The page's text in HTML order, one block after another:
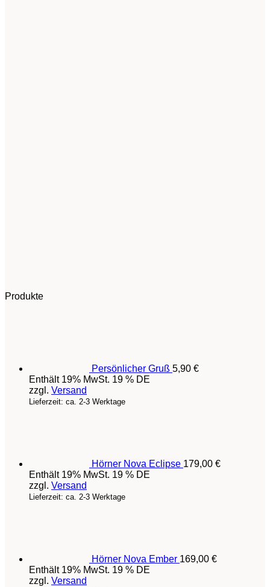
Produkte
Persönlicher Gruß 5,90 €
Enthält 19% MwSt. 19 % DE
zzgl. Versand
Lieferzeit: ca. 2-3 Werktage
Hörner Nova Eclipse 179,00 €
Enthält 19% MwSt. 19 % DE
zzgl. Versand
Lieferzeit: ca. 2-3 Werktage
Hörner Nova Ember 169,00 €
Enthält 19% MwSt. 19 % DE
zzgl. Versand